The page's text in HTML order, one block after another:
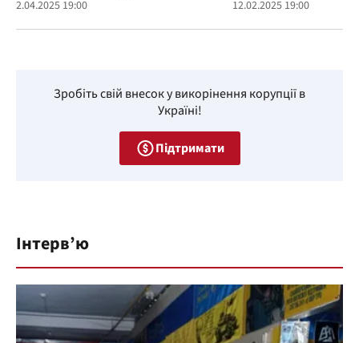
2.04.2025 19:00 12.02.2025 19:00
Зробіть свій внесок у викорінення корупції в
Україні!
Підтримати
Інтерв’ю